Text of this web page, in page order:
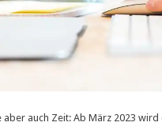
aber auch Zeit: Ab März 2023